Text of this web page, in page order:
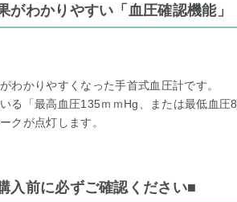
がわかりやすい「血圧確認機能」
わかりやすくなった手首式血圧計です。
る「最高血圧135ｍｍHg、または最低血圧
クが点灯します。
入前に必ずご確認ください■